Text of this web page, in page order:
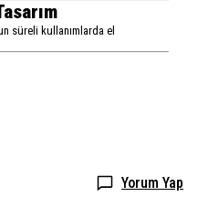
süreli kullanımlarda el
Yorum Yap